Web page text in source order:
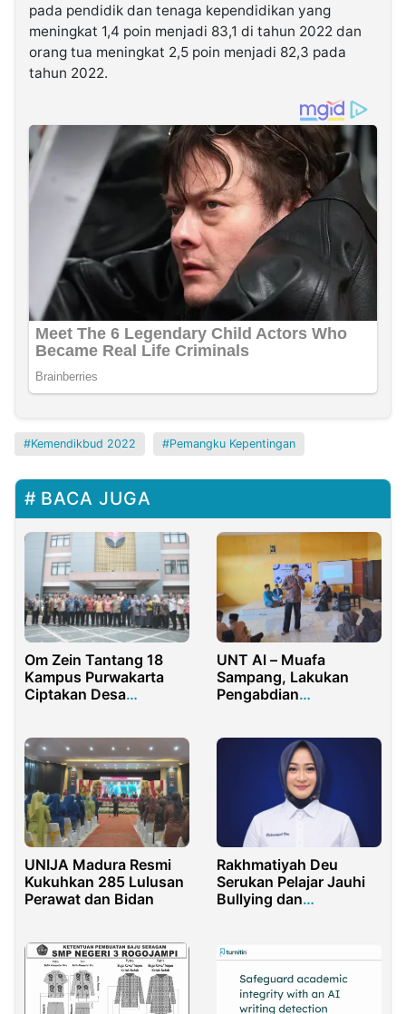
pada pendidik dan tenaga kependidikan yang
meningkat 1,4 poin menjadi 83,1 di tahun 2022 dan
orang tua meningkat 2,5 poin menjadi 82,3 pada
tahun 2022.
Kemendikbud 2022 Pemangku Kepentingan
BACA JUGA
Om Zein Tantang 18
Kampus Purwakarta
Ciptakan Desa
UNT Al – Muafa
Sampang, Lakukan
Pengabdian
UNIJA Madura Resmi
Kukuhkan 285 Lulusan
Perawat dan Bidan
Rakhmatiyah Deu
Serukan Pelajar Jauhi
Bullying dan